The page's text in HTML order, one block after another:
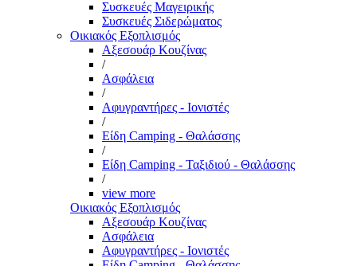
Συσκευές Μαγειρικής
Συσκευές Σιδερώματος
Οικιακός Εξοπλισμός
Αξεσουάρ Κουζίνας
/
Ασφάλεια
/
Αφυγραντήρες - Ιονιστές
/
Είδη Camping - Θαλάσσης
/
Είδη Camping - Ταξιδιού - Θαλάσσης
/
view more
Οικιακός Εξοπλισμός
Αξεσουάρ Κουζίνας
Ασφάλεια
Αφυγραντήρες - Ιονιστές